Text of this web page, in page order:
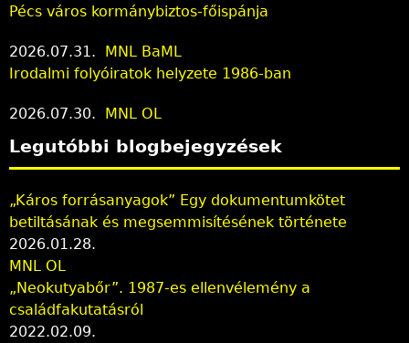
Pécs város kormánybiztos-főispánja
2026.07.31.
MNL BaML
Irodalmi folyóiratok helyzete 1986-ban
2026.07.30. MNL OL
Legutóbbi blogbejegyzések
„Káros forrásanyagok” Egy dokumentumkötet
betiltásának és megsemmisítésének története
2026.01.28.
MNL OL
„Neokutyabőr”. 1987-es ellenvélemény a
családfakutatásról
2022.02.09.